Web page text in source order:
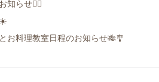
知らせ🙇‍♀️
お料理教室日程のお知らせ🎋🎐